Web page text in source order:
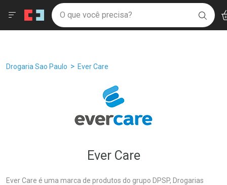
Drogaria São Paulo
Ir direto para a home
pela página
Ir direto para o conteúdo
Ir direto para a busca
Ir direto para a notificações
Faça a sua busca
O que você precisa?
Menu
Breadcrumb
Drogaria Sao Paulo Ever Care
Ever Care
Ever Care é uma marca de produtos do grupo DPSP, Drogarias
Âncoras
Filtros Ordenar por